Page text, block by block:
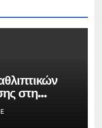
στη